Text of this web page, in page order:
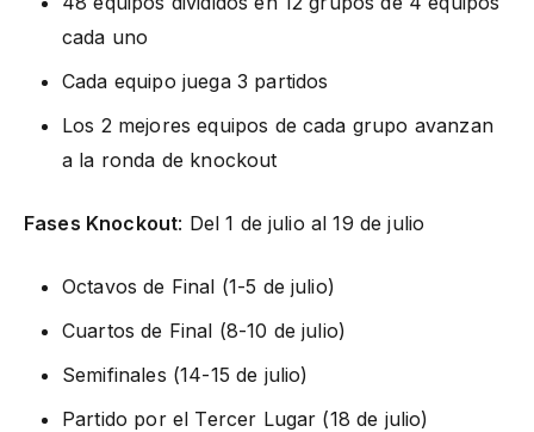
cada uno
Cada equipo juega 3 partidos
Los 2 mejores equipos de cada grupo avanzan
a la ronda de knockout
Fases Knockout: Del 1 de julio al 19 de julio
Octavos de Final (1-5 de julio)
Cuartos de Final (8-10 de julio)
Semifinales (14-15 de julio)
Partido por el Tercer Lugar (18 de julio)